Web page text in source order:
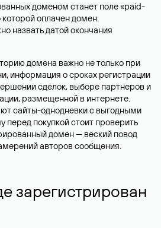
доменом станет поле «paid-
оплачен домен.
назвать датой окончания
домена важно не только при
информация о сроках регистрации
сделок, выборе партнеров и
размещенной в интернете.
сайты-однодневки с выгодными
перед покупкой стоит проверить
домен — веский повод
авторов сообщения.
зарегистрирован